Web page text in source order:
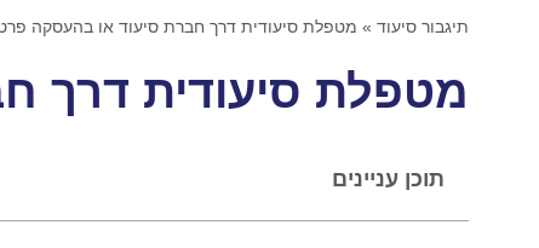
תיגבור סיעוד » מטפלת סיעודית דרך חברת סיעוד או בהעסקה
מטפלת סיעודית דרך
תוכן עניינים